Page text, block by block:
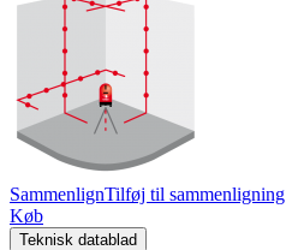
SammenlignTilføj til sammenligning
Køb
Teknisk datablad